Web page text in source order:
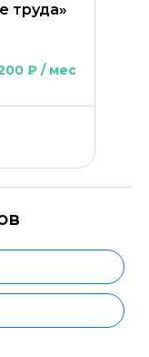
труда»
₽ / мес